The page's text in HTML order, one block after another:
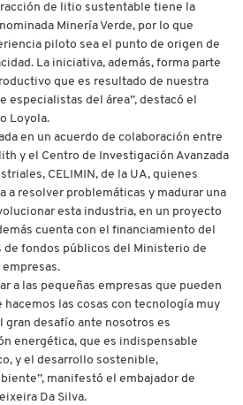
de litio sustentable tiene la
Minería Verde, por lo que
piloto sea el punto de origen de
La iniciativa, además, forma parte
que es resultado de nuestra
especialistas del área”, destacó el
Loyola.
en un acuerdo de colaboración entre
y el Centro de Investigación Avanzada
CELIMIN, de la UA, quienes
a resolver problemáticas y madurar una
esta industria, en un proyecto
cuenta con el financiamiento del
de fondos públicos del Ministerio de
empresas.
a las pequeñas empresas que pueden
hacemos las cosas con tecnología muy
gran desafío ante nosotros es
energética, que es indispensable
y el desarrollo sostenible,
manifestó el embajador de
Da Silva.